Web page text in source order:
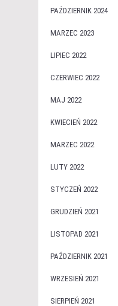
PAŹDZIERNIK 2024
MARZEC 2023
LIPIEC 2022
CZERWIEC 2022
MAJ 2022
KWIECIEŃ 2022
MARZEC 2022
LUTY 2022
STYCZEŃ 2022
GRUDZIEŃ 2021
LISTOPAD 2021
PAŹDZIERNIK 2021
WRZESIEŃ 2021
SIERPIEŃ 2021